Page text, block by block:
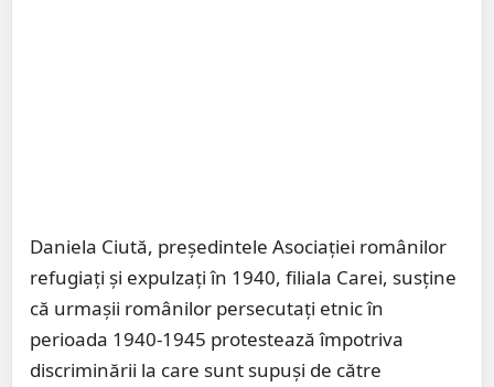
Daniela Ciută, președintele Asociației românilor
refugiați și expulzați în 1940, filiala Carei, susține
că urmașii românilor persecutați etnic în
perioada 1940-1945 protestează împotriva
discriminării la care sunt supuși de către